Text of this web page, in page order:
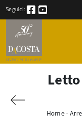
Seguici:
Home-